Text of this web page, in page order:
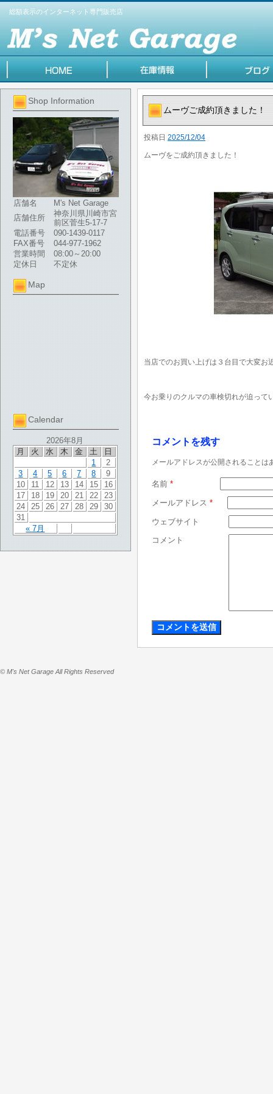
総額表示のインターネット専門販売店
Shop Information
店舗名
M's Net Garage
店舗住所
神奈川県川崎市宮
前区菅生5-17-7
電話番号
090-1439-0117
FAX番号
044-977-1962
営業時間
08:00～20:00
定休日
不定休
Map
Calendar
2026年8月
月
火 水 木 金 土 日
« 7月
1
2
3
4 5 6 7 8
9
10
11 12 13 14 15
16
17
18 19 20 21 22
23
24
25 26 27 28 29
30
31
ムーヴご成約頂きました！
投稿日 2025/12/04
ムーヴをご成約頂きました！
当店でのお買い上げは３台目で大変お
今お乗りのクルマの車検切れが迫って
コメントを残す
メールアドレスが公開されることは
名前 *
メールアドレス *
ウェブサイト
コメント
© M's Net Garage All Rights Reserved